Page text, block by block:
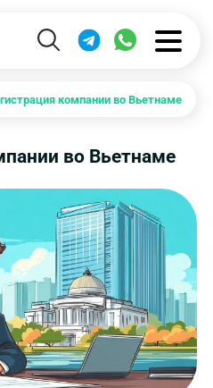
компании во Вьетнаме
во Вьетнаме